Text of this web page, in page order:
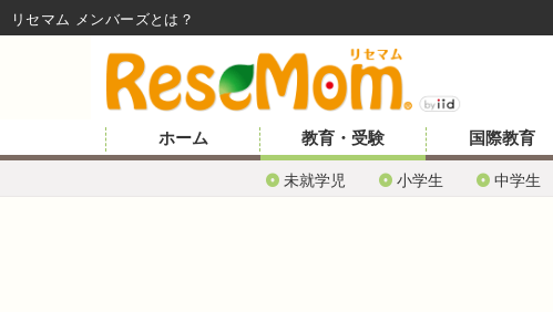
ホーム 教育・受験
未就学児 小学生 中学生
国際教育
リセマム メンバーズ